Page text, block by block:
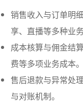
销售收入与订单明
享、直播等多种业务
成本核算与佣金结
费等多项业务成本。
售后退款与异常处
与对账机制。